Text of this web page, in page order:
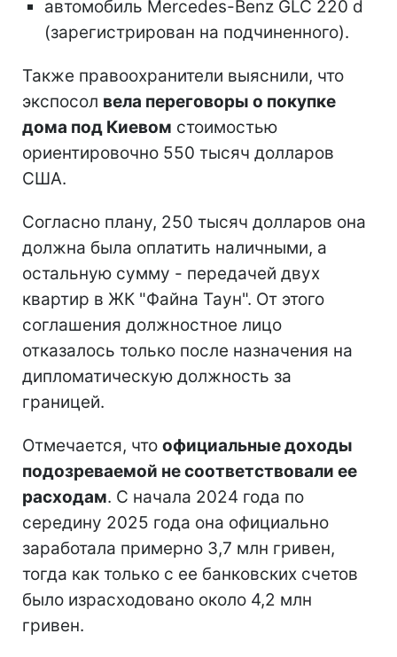
автомобиль Mercedes-Benz GLC 220 d
(зарегистрирован на подчиненного).
Также правоохранители выяснили, что
экспосол вела переговоры о покупке
дома под Киевом стоимостью
ориентировочно 550 тысяч долларов
США.
Согласно плану, 250 тысяч долларов она
должна была оплатить наличными, а
остальную сумму - передачей двух
квартир в ЖК "Файна Таун". От этого
соглашения должностное лицо
отказалось только после назначения на
дипломатическую должность за
границей.
Отмечается, что официальные доходы
подозреваемой не соответствовали ее
расходам. С начала 2024 года по
середину 2025 года она официально
заработала примерно 3,7 млн гривен,
тогда как только с ее банковских счетов
было израсходовано около 4,2 млн
гривен.